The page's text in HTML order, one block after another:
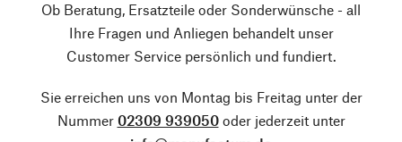
Ob Beratung, Ersatzteile oder Sonderwünsche - all
Ihre Fragen und Anliegen behandelt unser
Customer Service persönlich und fundiert.
Sie erreichen uns von Montag bis Freitag unter der
Nummer 02309 939050oder jederzeit unter